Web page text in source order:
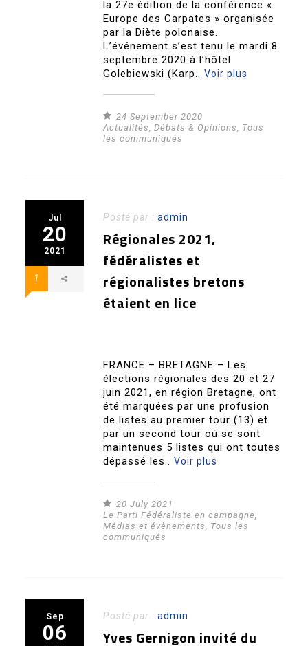
la 27e édition de la conférence «
Europe des Carpates » organisée
par la Diète polonaise.
L’événement s’est tenu le mardi 8
septembre 2020 à l’hôtel
Golebiewski (Karp..Voir plus
24 September 2020
Actualités,Débats & Opinions, Tous
les communiqués
Jul
20
2021
1
Posté par :admin
Régionales 2021,
fédéralistes et
régionalistes bretons
étaient en lice
FRANCE – BRETAGNE – Les
élections régionales des 20 et 27
juin 2021, en région Bretagne, ont
été marquées par une profusion
de listes au premier tour (13) et
par un second tour où se sont
maintenues 5 listes qui ont toutes
dépassé les..Voir plus
20 July 2021
Le Parti Fédéraliste en campagne,
Médias et évènements, Tous les
communiqués
Sep
06
Posté par :admin
Yves Gernigon invité du